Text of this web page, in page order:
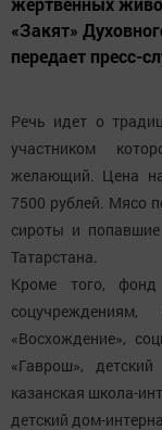
«Закят»
передает пресс-
Речь идет о
участником
желающий. Цена
7500 рублей. Мясо
сироты и
Татарстана.
Кроме того,
«Восхождение»,
«Гаврош»,
казанская школа-
детский дом-